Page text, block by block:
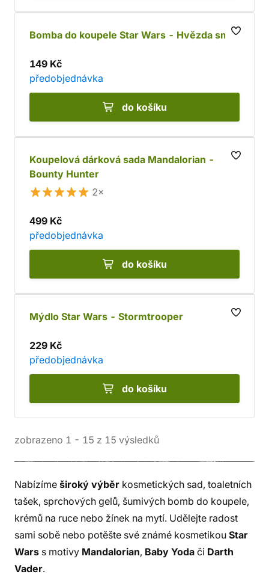
Bomba do koupele Star Wars - Hvězda smrti
149 Kč
předobjednávka
do košíku
Koupelová dárková sada Mandalorian -
Bounty Hunter
2×
499 Kč
předobjednávka
do košíku
Mýdlo Star Wars - Stormtrooper
229 Kč
předobjednávka
do košíku
zobrazeno 1 - 15 z 15 výsledků
Nabízíme široký výběr kosmetických sad, toaletních
tašek, sprchových gelů, šumivých bomb do koupele,
krémů na ruce nebo žínek na mytí. Udělejte radost
sami sobě nebo potěšte své známé kosmetikou Star
Wars s motivy Mandalorian, Baby Yoda či Darth
Vader.